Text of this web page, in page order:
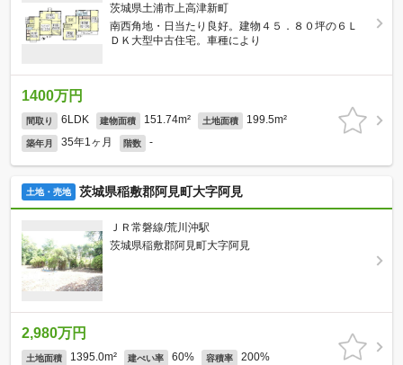
茨城県土浦市上高津新町
南西角地・日当たり良好。建物４５．８０坪の６Ｌ
ＤＫ大型中古住宅。車種により
1400万円
間取り 6LDK 建物面積 151.74m² 土地面積 199.5m²
築年月 35年1ヶ月 階数 -
土地・売地 茨城県稲敷郡阿見町大字阿見
ＪＲ常磐線/荒川沖駅
茨城県稲敷郡阿見町大字阿見
2,980万円
土地面積 1395.0m² 建ぺい率 60% 容積率 200%